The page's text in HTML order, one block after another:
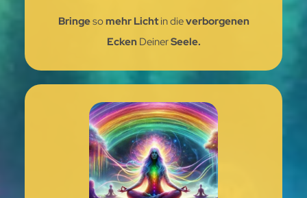
Bringesomehr Lichtin dieverborgenen
EckenDeinerSeele.